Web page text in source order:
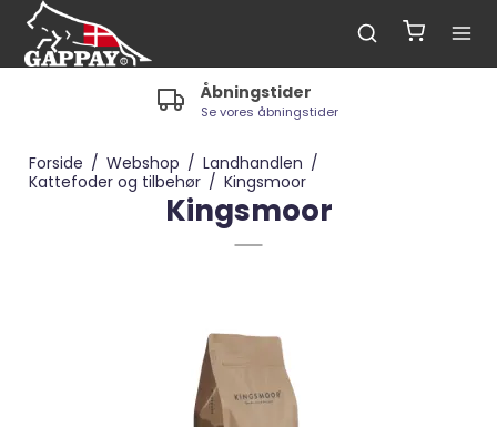
Åbningstider
Se vores åbningstider
Forside / Webshop / Landhandlen /
Kattefoder og tilbehør / Kingsmoor
Kingsmoor